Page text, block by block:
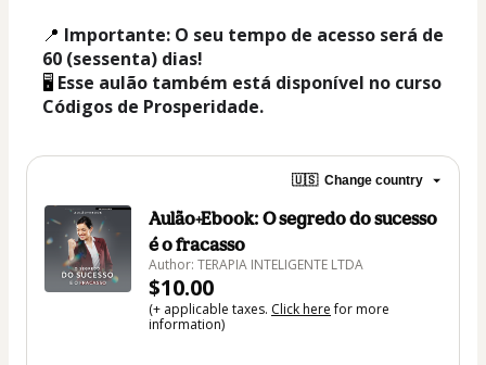
📍 Importante: O seu tempo de acesso será de
60 (sessenta) dias!
🖥️ Esse aulão também está disponível no curso
Códigos de Prosperidade.
🇺🇸 Change country
Aulão+Ebook: O segredo do sucesso
é o fracasso
Author: TERAPIA INTELIGENTE LTDA
$10.00
(+ applicable taxes. Click herefor more
information)